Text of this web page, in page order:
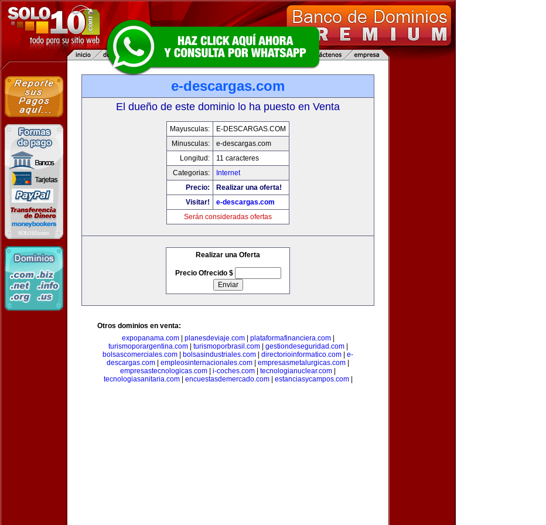
e-descargas.com
El dueño de este dominio lo ha puesto en Venta
Mayusculas:
E-DESCARGAS.COM
Minusculas:
e-descargas.com
Longitud:
11 caracteres
Categorias:
Internet
Precio:
Realizar una oferta!
Visitar!
e-descargas.com
Serán consideradas ofertas
Realizar una Oferta
Precio Ofrecido $
Otros dominios en venta:
expopanama.com| planesdeviaje.com| plataformafinanciera.com|
turismoporargentina.com| turismoporbrasil.com| gestiondeseguridad.com|
bolsascomerciales.com
bolsasindustriales.com directorioinformatico.com
e-
descargas.com
empleosinternacionales.com empresasmetalurgicas.com
empresastecnologicas.com
i-coches.com tecnologianuclear.com
tecnologiasanitaria.com| encuestasdemercado.com| estanciasycampos.com|